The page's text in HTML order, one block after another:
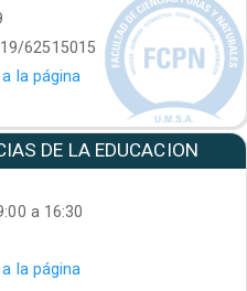
62515015
la página
DE LA EDUCACION
a 16:30
la página